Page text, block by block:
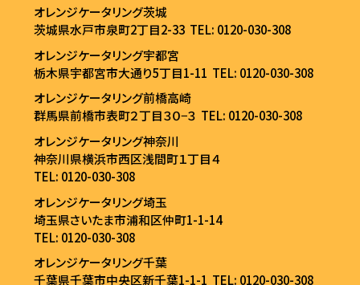
オレンジケータリング茨城
茨城県水戸市泉町2丁目2-33 TEL: 0120-030-308
オレンジケータリング宇都宮
栃木県宇都宮市大通り5丁目1-11 TEL: 0120-030-308
オレンジケータリング前橋高崎
群馬県前橋市表町２丁目３０−３ TEL: 0120-030-308
オレンジケータリング神奈川
神奈川県横浜市西区浅間町１丁目４
TEL: 0120-030-308
オレンジケータリング埼玉
埼玉県さいたま市浦和区仲町1-1-14
TEL: 0120-030-308
オレンジケータリング千葉
千葉県千葉市中央区新千葉1-1-1 TEL: 0120-030-308